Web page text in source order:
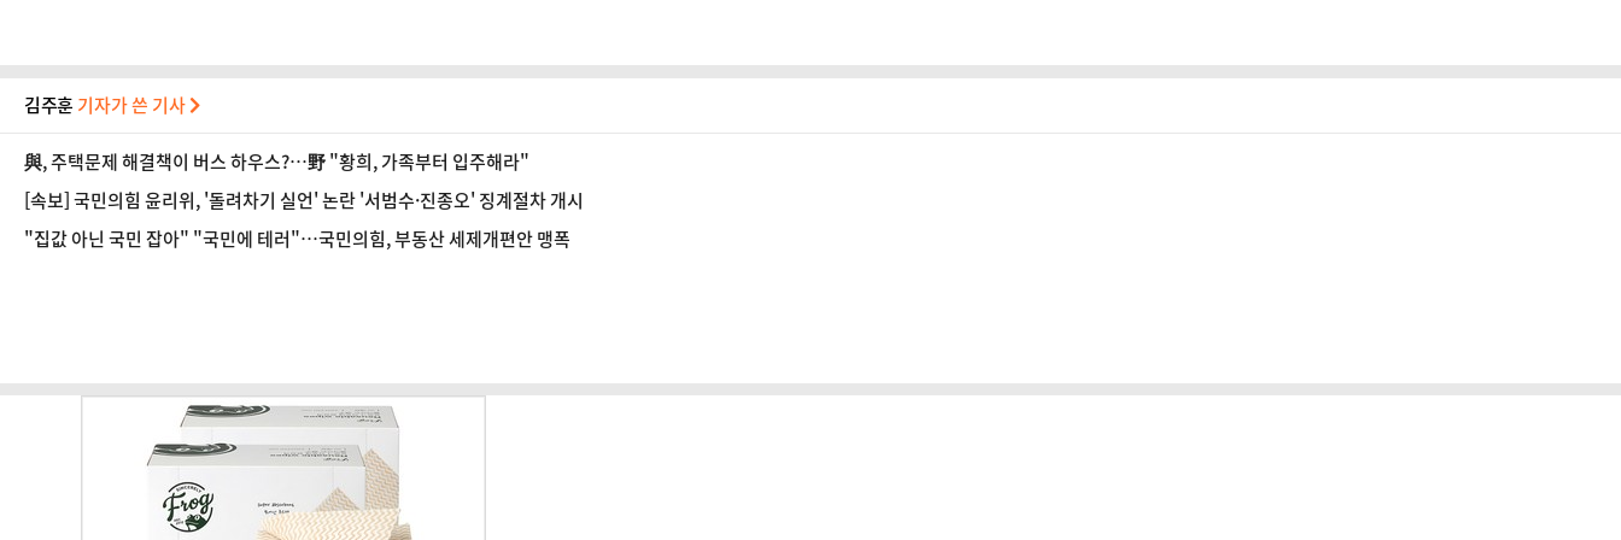
김주훈 기자가 쓴 기사
與, 주택문제 해결책이 버스 하우스?…野 "황희, 가족부터 입주해라"
[속보] 국민의힘 윤리위, '돌려차기 실언' 논란 '서범수·진종오' 징계절차 개시
"집값 아닌 국민 잡아" "국민에 테러"…국민의힘, 부동산 세제개편안 맹폭